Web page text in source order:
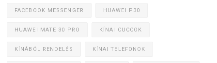
FACEBOOK MESSENGER HUAWEI P30
HUAWEI MATE 30 PRO KÍNAI CUCCOK
KÍNÁBÓL RENDELÉS KÍNAI TELEFONOK